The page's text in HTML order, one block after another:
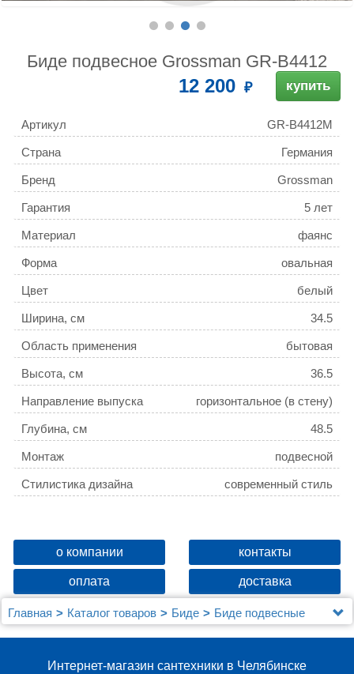
Биде подвесное Grossman GR-B4412
12 200 купить
Артикул GR-B4412M
Страна Германия
Бренд Grossman
Гарантия 5 лет
Материал фаянс
Форма овальная
Цвет белый
Ширина, см 34.5
Область применения бытовая
Высота, см 36.5
Направление выпуска горизонтальное (в стену)
Глубина, см 48.5
Монтаж подвесной
Стилистика дизайна современный стиль
о компании контакты
оплата доставка
Главная Каталог товаров Биде
Биде подвесные
Биде подвесное Grossman GR-B4412
Интернет-магазин сантехники в Челябинске